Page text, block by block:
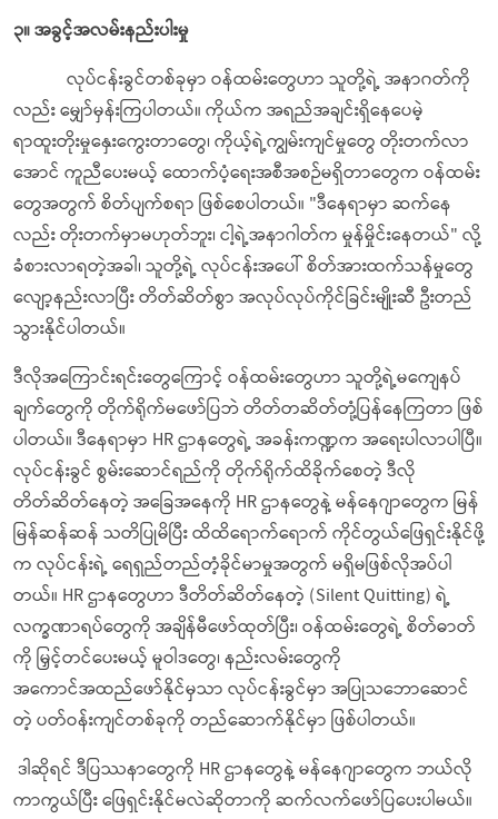
၃။အခွင့်အလမ်းနည်းပါးမှု
လုပ်ငန်းခွင်တစ်ခုမှာ ဝန်ထမ်းတွေဟာ သူတို့ရဲ့ အနာဂတ်ကို
လည်း မျှော်မှန်းကြပါတယ်။ ကိုယ်က အရည်အချင်းရှိနေပေမဲ့
ရာထူးတိုးမှုနှေးကွေးတာတွေ၊ ကိုယ့်ရဲ့ကျွမ်းကျင်မှုတွေ တိုးတက်လာ
အောင် ကူညီပေးမယ့် ထောက်ပံ့ရေးအစီအစဉ်မရှိတာတွေက ဝန်ထမ်း
တွေအတွက် စိတ်ပျက်စရာ ဖြစ်စေပါတယ်။ "ဒီနေရာမှာ ဆက်နေ
လည်း တိုးတက်မှာမဟုတ်ဘူး၊ ငါ့ရဲ့အနာဂါတ်က မှုန်မှိုင်းနေတယ်" လို့
ခံစားလာရတဲ့အခါ၊ သူတို့ရဲ့ လုပ်ငန်းအပေါ် စိတ်အားထက်သန်မှုတွေ
လျော့နည်းလာပြီး တိတ်ဆိတ်စွာ အလုပ်လုပ်ကိုင်ခြင်းမျိုးဆီ ဦးတည်
သွားနိုင်ပါတယ်။
ဒီလိုအကြောင်းရင်းတွေကြောင့် ဝန်ထမ်းတွေဟာ သူတို့ရဲ့မကျေနပ်
ချက်တွေကို တိုက်ရိုက်မဖော်ပြဘဲ တိတ်တဆိတ်တုံ့ပြန်နေကြတာ ဖြစ်
ပါတယ်။ ဒီနေရာမှာ HR ဌာနတွေရဲ့ အခန်းကဏ္ဍက အရေးပါလာပါပြီ။
လုပ်ငန်းခွင် စွမ်းဆောင်ရည်ကို တိုက်ရိုက်ထိခိုက်စေတဲ့ ဒီလို
တိတ်ဆိတ်နေတဲ့ အခြေအနေကို HR ဌာနတွေနဲ့ မန်နေဂျာတွေက မြန်
မြန်ဆန်ဆန် သတိပြုမိပြီး ထိထိရောက်ရောက် ကိုင်တွယ်ဖြေရှင်းနိုင်ဖို့
က လုပ်ငန်းရဲ့ ရေရှည်တည်တံ့ခိုင်မာမှုအတွက် မရှိမဖြစ်လိုအပ်ပါ
တယ်။ HR ဌာနတွေဟာ ဒီတိတ်ဆိတ်နေတဲ့ (Silent Quitting) ရဲ့
လက္ခဏာရပ်တွေကို အချိန်မီဖော်ထုတ်ပြီး၊ ဝန်ထမ်းတွေရဲ့ စိတ်ဓာတ်
ကို မြှင့်တင်ပေးမယ့် မူဝါဒတွေ၊ နည်းလမ်းတွေကို
အကောင်အထည်ဖော်နိုင်မှသာ လုပ်ငန်းခွင်မှာ အပြုသဘောဆောင်
တဲ့ ပတ်ဝန်းကျင်တစ်ခုကို တည်ဆောက်နိုင်မှာ ဖြစ်ပါတယ်။
ဒါဆိုရင် ဒီပြဿနာတွေကို HR ဌာနတွေနဲ့ မန်နေဂျာတွေက ဘယ်လို
ကာကွယ်ပြီး ဖြေရှင်းနိုင်မလဲဆိုတာကို ဆက်လက်ဖော်ပြပေးပါမယ်။